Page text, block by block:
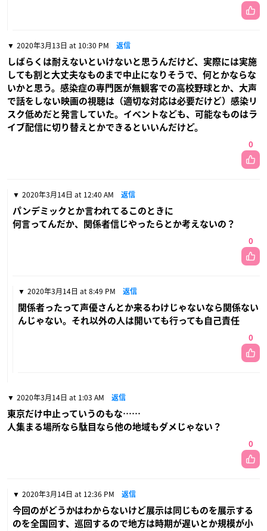
2020年3月13日 at 10:30 PM 返信
しばらくは耐えないといけないと思うんだけど、実際には実施
しても割と大丈夫なものまで中止になりそうで、何とかならな
いかと思う。感染症の専門医が無観客での高校野球とか、大声
で話をしない映画の視聴は（適切な対応は必要だけど）感染リ
スク低めだと発言していた。イベントなども、可能なものはラ
イブ配信に切り替えとかできるといいんだけど。
0
2020年3月14日 at 12:40 AM 返信
パンデミックとか言われてるこのときに
何言ってんだか、関係者信じやったらとか考えないの？
0
2020年3月14日 at 8:49 PM 返信
関係者ったって声優さんとか来るわけじゃないなら関係ない
んじゃない。それ以外の人は開いても行っても自己責任
0
2020年3月14日 at 1:03 AM 返信
東京だけ中止っていうのもな……
人集まる場所なら駄目なら他の地域もダメじゃない？
0
2020年3月14日 at 12:36 PM 返信
今回のがどうかはわからないけど展示は同じものを展示する
のを全国回す、巡回するので地方は時期が遅いとか規模が小